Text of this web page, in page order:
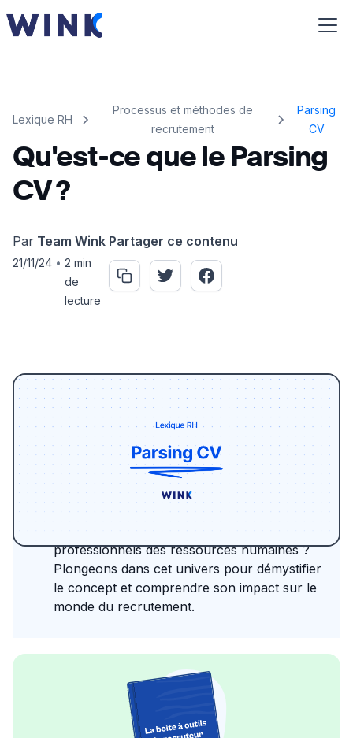
Lexique RH
Processus et méthodes de
recrutement
Parsing
CV
Qu'est-ce que le Parsing
CV ?
Par Team Wink
21/11/24 • 2 min
de
lecture
Partager ce contenu
Le recrutement est un domaine en constante
évolution, où l'efficacité et la précision sont
de mise. Parmi les outils qui révolutionnent
ce secteur, le Parsing CV se distingue. Mais
qu'est-ce que c'est exactement, et pourquoi
professionnels des ressources humaines ?
Plongeons dans cet univers pour démystifier
le concept et comprendre son impact sur le
monde du recrutement.